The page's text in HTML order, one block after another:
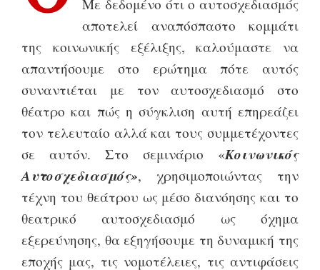
Με δεδομένο ότι ο αυτοσχεδιασμός
αποτελεί αναπόσπαστο κομμάτι
της κοινωνικής εξέλιξης, καλούμαστε να
απαντήσουμε στο ερώτημα πότε αυτός
συναντιέται με τον αυτοσχεδιασμό στο
θέατρο και πώς η σύγκλιση αυτή επηρεάζει
τον τελευταίο αλλά και τους συμμετέχοντες
σε αυτόν. Στο σεμινάριο «Κοινωνικός
Αυτοσχεδιασμός», χρησιμοποιώντας την
τέχνη του θεάτρου ως μέσο διανόησης και το
θεατρικό αυτοσχεδιασμό ως όχημα
εξερεύνησης, θα εξηγήσουμε τη δυναμική της
εποχής μας, τις νομοτέλειες, τις αντιφάσεις